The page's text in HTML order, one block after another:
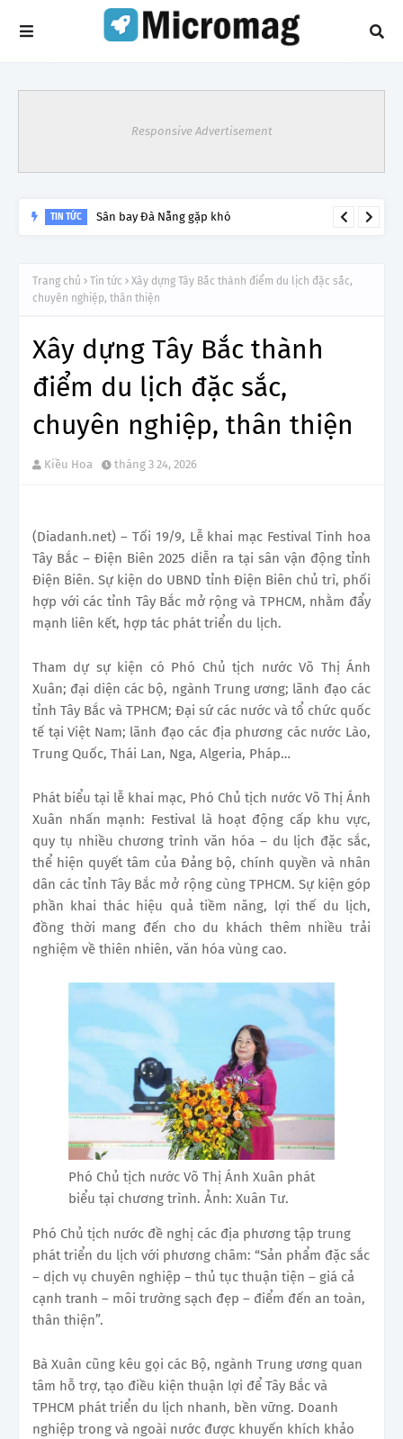
Responsive Advertisement
TIN TỨC Sân bay Đà Nẵng gặp khó
Trang chủ Tin tức
Xây dựng Tây Bắc thành điểm du lịch đặc sắc,
chuyên nghiệp, thân thiện
Xây dựng Tây Bắc thành
điểm du lịch đặc sắc,
chuyên nghiệp, thân thiện
Kiều Hoa tháng 3 24, 2026
(Diadanh.net) – Tối 19/9, Lễ khai mạc Festival Tinh hoa
Tây Bắc – Điện Biên 2025 diễn ra tại sân vận động tỉnh
Điện Biên. Sự kiện do UBND tỉnh Điện Biên chủ trì, phối
hợp với các tỉnh Tây Bắc mở rộng và TPHCM, nhằm đẩy
mạnh liên kết, hợp tác phát triển du lịch.
Tham dự sự kiện có Phó Chủ tịch nước Võ Thị Ánh
Xuân; đại diện các bộ, ngành Trung ương; lãnh đạo các
tỉnh Tây Bắc và TPHCM; Đại sứ các nước và tổ chức quốc
tế tại Việt Nam; lãnh đạo các địa phương các nước Lào,
Trung Quốc, Thái Lan, Nga, Algeria, Pháp…
Phát biểu tại lễ khai mạc, Phó Chủ tịch nước Võ Thị Ánh
Xuân nhấn mạnh: Festival là hoạt động cấp khu vực,
quy tụ nhiều chương trình văn hóa – du lịch đặc sắc,
thể hiện quyết tâm của Đảng bộ, chính quyền và nhân
dân các tỉnh Tây Bắc mở rộng cùng TPHCM. Sự kiện góp
phần khai thác hiệu quả tiềm năng, lợi thế du lịch,
đồng thời mang đến cho du khách thêm nhiều trải
nghiệm về thiên nhiên, văn hóa vùng cao.
Phó Chủ tịch nước Võ Thị Ánh Xuân phát
biểu tại chương trình. Ảnh: Xuân Tư.
Phó Chủ tịch nước đề nghị các địa phương tập trung
phát triển du lịch với phương châm: “Sản phẩm đặc sắc
– dịch vụ chuyên nghiệp – thủ tục thuận tiện – giá cả
cạnh tranh – môi trường sạch đẹp – điểm đến an toàn,
thân thiện”.
Bà Xuân cũng kêu gọi các Bộ, ngành Trung ương quan
tâm hỗ trợ, tạo điều kiện thuận lợi để Tây Bắc và
TPHCM phát triển du lịch nhanh, bền vững. Doanh
nghiệp trong và ngoài nước được khuyến khích khảo